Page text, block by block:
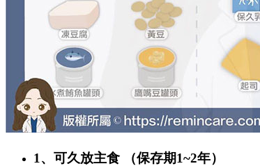
1、可久放主食 （保存期1~2年）